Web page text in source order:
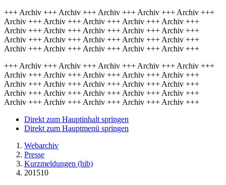
+++ Archiv +++ Archiv +++ Archiv +++ Archiv +++ Archiv +++
Archiv +++ Archiv +++ Archiv +++ Archiv +++ Archiv +++
Archiv +++ Archiv +++ Archiv +++ Archiv +++ Archiv +++
Archiv +++ Archiv +++ Archiv +++ Archiv +++ Archiv +++
Archiv +++ Archiv +++ Archiv +++ Archiv +++ Archiv +++
+++ Archiv +++ Archiv +++ Archiv +++ Archiv +++ Archiv +++
Archiv +++ Archiv +++ Archiv +++ Archiv +++ Archiv +++
Archiv +++ Archiv +++ Archiv +++ Archiv +++ Archiv +++
Archiv +++ Archiv +++ Archiv +++ Archiv +++ Archiv +++
Archiv +++ Archiv +++ Archiv +++ Archiv +++ Archiv +++
Direkt zum Hauptinhalt springen
Direkt zum Hauptmenü springen
Webarchiv
Presse
Kurzmeldungen (hib)
201510